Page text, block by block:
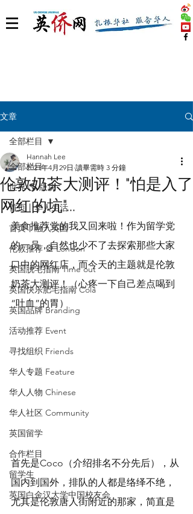
文章
全部栏目
世界 🌎 版块
首页丨华人生活
首页丨融入英国
伦敦推荐 🎡 London
英国脱宅指南 Time out
英国快乐肥宅指南 Cola
英国品牌 Branding
活动推荐 Event
寻找组织 Friends
华人专题 Feature
华人人物 Chinese
华人社区 Community
英国留学
合作栏目
留学生
英国白金汉大学中国校友会
全部栏目
伦敦奶茶大测评！"怕是入了
网红的坑"...
Hannah Lee
2021年4月29日 讀畢需時 3 分鐘
美食推荐党的我又回来啦！作为留学党
的一员，自然也少不了去探索那些大家
口中的网红店，而今天的主题就是伦敦
奶茶大测评！（心疼一下自己差点喝到
“吐血”的胃）
首先是Coco（介绍排名不分先后），从
国内到国外，排队的人都是络绎不绝，
尤其是伦敦唐人街附近的那家，简直是